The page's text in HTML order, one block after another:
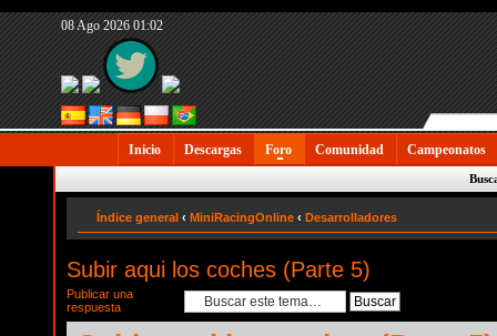
08 Ago 2026 01:02
Inicio Descargas Foro Comunidad Campeonatos
Índice general ‹ MiniRacingOnline ‹ Desarrolladores
Subir aqui los coches (Parte 5)
Publicar una
respuesta